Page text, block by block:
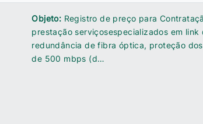
Objeto: Registro de preço para
prestação serviçosespecializados em
redundância de fibra óptica, proteção
de 500 mbps (d…